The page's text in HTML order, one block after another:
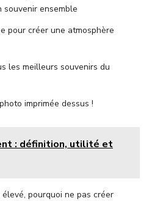
souvenir ensemble
pour créer une atmosphère
les meilleurs souvenirs du
imprimée dessus !
: définition, utilité et
pourquoi ne pas créer